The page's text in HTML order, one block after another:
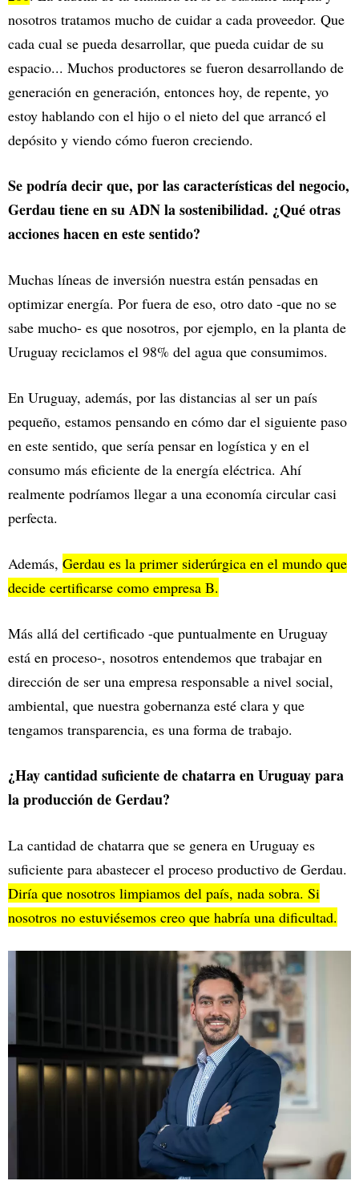
nosotros tratamos mucho de cuidar a cada proveedor. Que
cada cual se pueda desarrollar, que pueda cuidar de su
espacio... Muchos productores se fueron desarrollando de
generación en generación, entonces hoy, de repente, yo
estoy hablando con el hijo o el nieto del que arrancó el
depósito y viendo cómo fueron creciendo.
Se podría decir que, por las características del negocio,
Gerdau tiene en su ADN la sostenibilidad. ¿Qué otras
acciones hacen en este sentido?
Muchas líneas de inversión nuestra están pensadas en
optimizar energía. Por fuera de eso, otro dato -que no se
sabe mucho- es que nosotros, por ejemplo, en la planta de
Uruguay reciclamos el 98% del agua que consumimos.
En Uruguay, además, por las distancias al ser un país
pequeño, estamos pensando en cómo dar el siguiente paso
en este sentido, que sería pensar en logística y en el
consumo más eficiente de la energía eléctrica. Ahí
realmente podríamos llegar a una economía circular casi
perfecta.
Además, Gerdau es la primer siderúrgica en el mundo que
decide certificarse como empresa B.
Más allá del certificado -que puntualmente en Uruguay
está en proceso-, nosotros entendemos que trabajar en
dirección de ser una empresa responsable a nivel social,
ambiental, que nuestra gobernanza esté clara y que
tengamos transparencia, es una forma de trabajo.
¿Hay cantidad suficiente de chatarra en Uruguay para
la producción de Gerdau?
La cantidad de chatarra que se genera en Uruguay es
suficiente para abastecer el proceso productivo de Gerdau.
Diría que nosotros limpiamos del país, nada sobra. Si
nosotros no estuviésemos creo que habría una dificultad.